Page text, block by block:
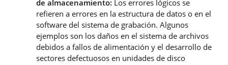
de almacenamiento: Los errores lógicos se
refieren a errores en la estructura de datos o en el
software del sistema de grabación. Algunos
ejemplos son los daños en el sistema de archivos
debidos a fallos de alimentación y el desarrollo de
sectores defectuosos en unidades de disco